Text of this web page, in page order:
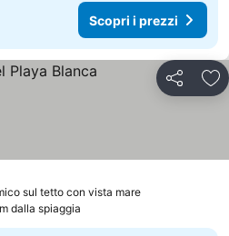
Scopri i prezzi
Condividi
sul tetto con vista mare
dalla spiaggia